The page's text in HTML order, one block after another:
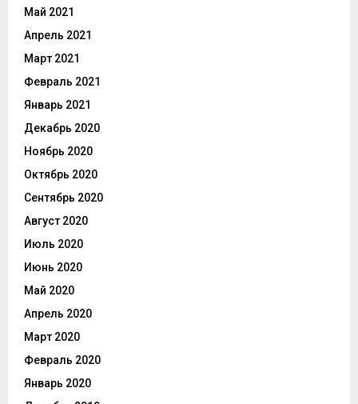
Май 2021
Апрель 2021
Март 2021
Февраль 2021
Январь 2021
Декабрь 2020
Ноябрь 2020
Октябрь 2020
Сентябрь 2020
Август 2020
Июль 2020
Июнь 2020
Май 2020
Апрель 2020
Март 2020
Февраль 2020
Январь 2020